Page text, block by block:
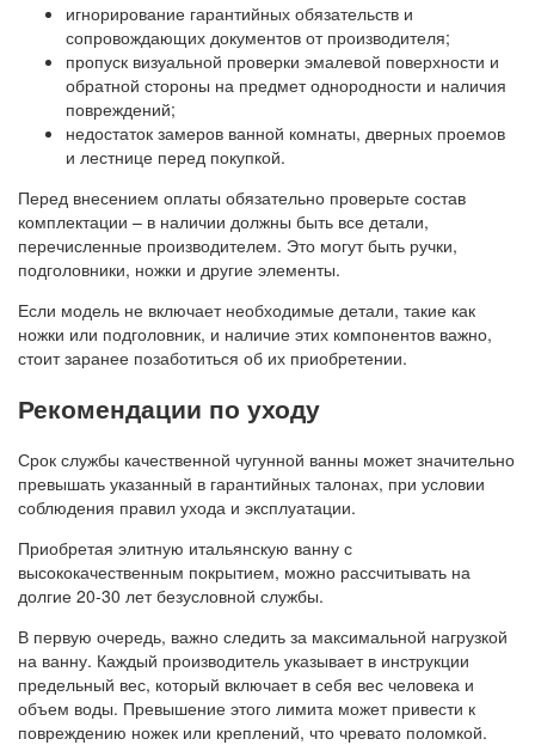
игнорирование гарантийных обязательств и
сопровождающих документов от производителя;
пропуск визуальной проверки эмалевой поверхности и
обратной стороны на предмет однородности и наличия
повреждений;
недостаток замеров ванной комнаты, дверных проемов
и лестнице перед покупкой.
Перед внесением оплаты обязательно проверьте состав
комплектации – в наличии должны быть все детали,
перечисленные производителем. Это могут быть ручки,
подголовники, ножки и другие элементы.
Если модель не включает необходимые детали, такие как
ножки или подголовник, и наличие этих компонентов важно,
стоит заранее позаботиться об их приобретении.
Рекомендации по уходу
Срок службы качественной чугунной ванны может значительно
превышать указанный в гарантийных талонах, при условии
соблюдения правил ухода и эксплуатации.
Приобретая элитную итальянскую ванну с
высококачественным покрытием, можно рассчитывать на
долгие 20-30 лет безусловной службы.
В первую очередь, важно следить за максимальной нагрузкой
на ванну. Каждый производитель указывает в инструкции
предельный вес, который включает в себя вес человека и
объем воды. Превышение этого лимита может привести к
повреждению ножек или креплений, что чревато поломкой.